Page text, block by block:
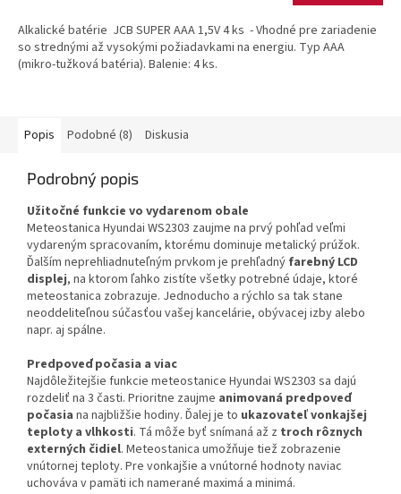
Alkalické batérie JCB SUPER AAA 1,5V 4 ks - Vhodné pre zariadenie
so strednými až vysokými požiadavkami na energiu. Typ AAA
(mikro-tužková batéria). Balenie: 4 ks.
Popis Podobné (8) Diskusia
Podrobný popis
Užitočné funkcie vo vydarenom obale
Meteostanica Hyundai WS2303 zaujme na prvý pohľad veľmi
vydareným spracovaním, ktorému dominuje metalický prúžok.
Ďalším neprehliadnuteľným prvkom je prehľadný farebný LCD
displej, na ktorom ľahko zistíte všetky potrebné údaje, ktoré
meteostanica zobrazuje. Jednoducho a rýchlo sa tak stane
neoddeliteľnou súčasťou vašej kancelárie, obývacej izby alebo
napr. aj spálne.
Predpoveď počasia a viac
Najdôležitejšie funkcie meteostanice Hyundai WS2303 sa dajú
rozdeliť na 3 časti. Prioritne zaujme animovaná predpoveď
počasia na najbližšie hodiny. Ďalej je to ukazovateľ vonkajšej
teploty a vlhkosti. Tá môže byť snímaná až z troch rôznych
externých čidiel. Meteostanica umožňuje tiež zobrazenie
vnútornej teploty. Pre vonkajšie a vnútorné hodnoty naviac
uchováva v pamäti ich namerané maximá a minimá.